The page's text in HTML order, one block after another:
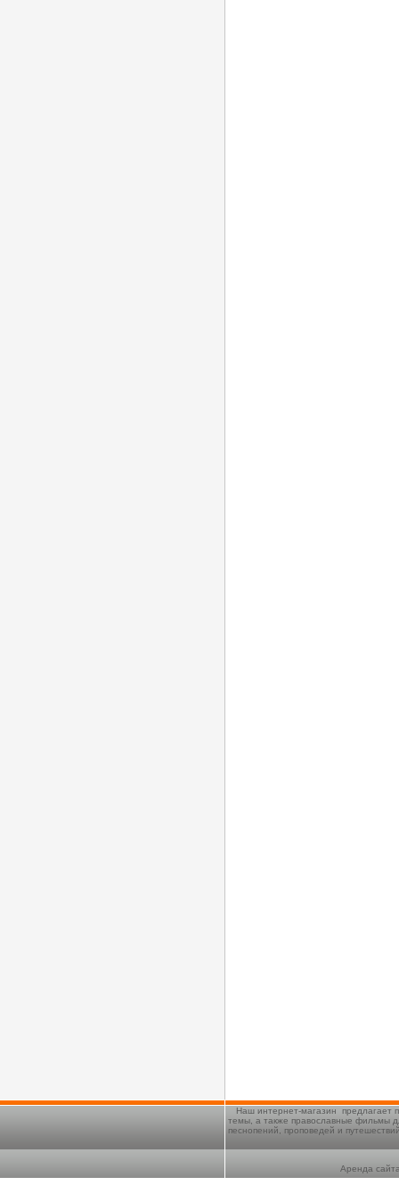
Наш интернет-магазин предлагает
темы, а также православные фильмы
песнопений, проповедей и
Аренда